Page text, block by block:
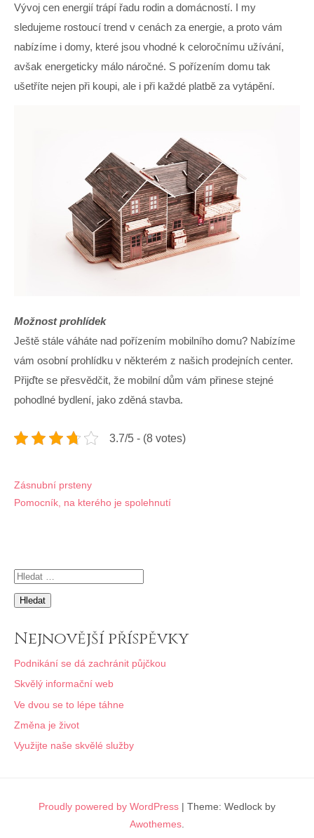
Vývoj cen energií trápí řadu rodin a domácností. I my
sledujeme rostoucí trend v cenách za energie, a proto vám
nabízíme i domy, které jsou vhodné k celoročnímu užívání,
avšak energeticky málo náročné. S pořízením domu tak
ušetříte nejen při koupi, ale i při každé platbě za vytápění.
Možnost prohlídek
Ještě stále váháte nad pořízením mobilního domu? Nabízíme
vám osobní prohlídku v některém z našich prodejních center.
Přijďte se přesvědčit, že mobilní dům vám přinese stejné
pohodlné bydlení, jako zděná stavba.
3.7/5 - (8 votes)
Navigace
pro
Zásnubní prsteny
Pomocník, na kterého je spolehnutí
Vyhledávání
Nejnovější příspěvky
Podnikání se dá zachránit půjčkou
Skvělý informační web
Ve dvou se to lépe táhne
Změna je život
Využijte naše skvělé služby
Proudly powered by WordPress | Theme: Wedlock by
Awothemes